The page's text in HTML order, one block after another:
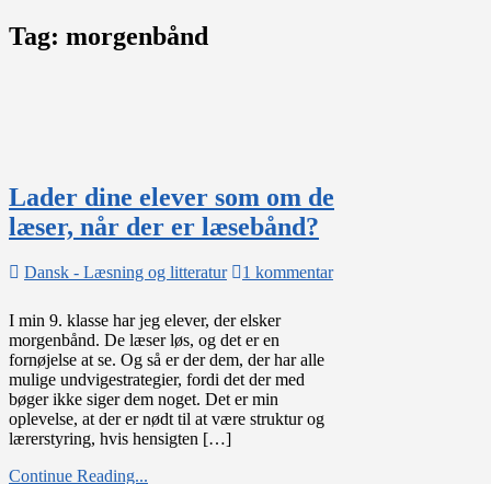
Tag: morgenbånd
Lader dine elever som om de
læser, når der er læsebånd?
Dansk - Læsning og litteratur 1 kommentartil
I min 9. klasse har jeg elever, der elsker
morgenbånd. De læser løs, og det er en
fornøjelse at se. Og så er der dem, der har alle
mulige undvigestrategier, fordi det der med
bøger ikke siger dem noget. Det er min
oplevelse, at der er nødt til at være struktur og
lærerstyring, hvis hensigten […]
Continue Reading...